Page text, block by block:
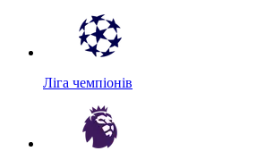
Ліга чемпіонів